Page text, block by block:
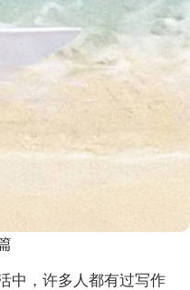
中，许多人都有过写作